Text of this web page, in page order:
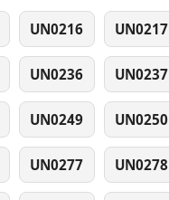
UN0216 UN0217
UN0236 UN0237
UN0249 UN0250
UN0277 UN0278